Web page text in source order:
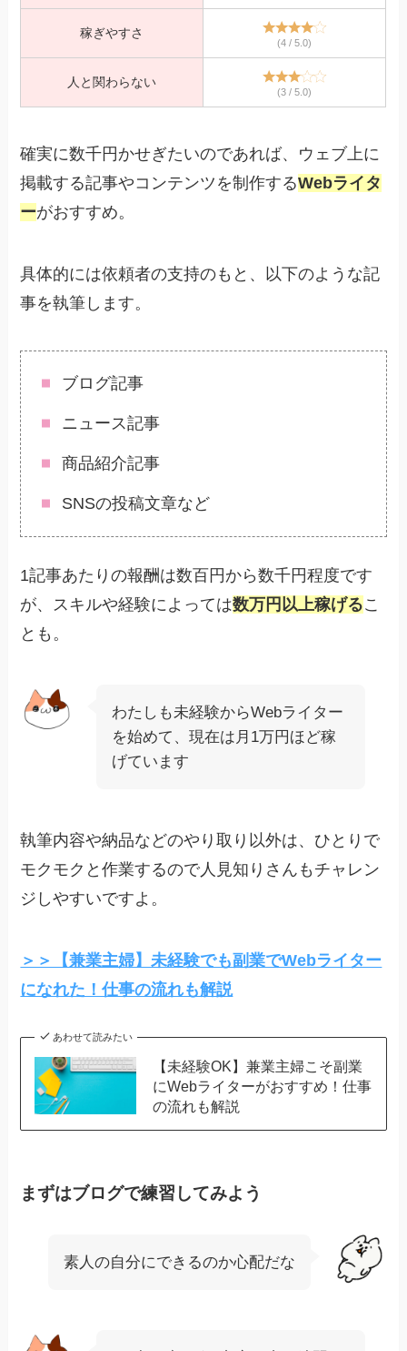
稼ぎやすさ
(4 / 5.0)
人と関わらない
(3 / 5.0)
確実に数千円かせぎたいのであれば、ウェブ上に
掲載する記事やコンテンツを制作するWebライタ
ーがおすすめ。
具体的には依頼者の支持のもと、以下のような記
事を執筆します。
ブログ記事
ニュース記事
商品紹介記事
SNSの投稿文章など
1記事あたりの報酬は数百円から数千円程度です
が、スキルや経験によっては数万円以上稼げるこ
とも。
わたしも未経験からWebライター
を始めて、現在は月1万円ほど稼
げています
執筆内容や納品などのやり取り以外は、ひとりで
モクモクと作業するので人見知りさんもチャレン
ジしやすいですよ。
＞＞【兼業主婦】未経験でも副業でWebライター
になれた！仕事の流れも解説
あわせて読みたい
【未経験OK】兼業主婦こそ副業
にWebライターがおすすめ！仕事
の流れも解説
まずはブログで練習してみよう
素人の自分にできるのか心配だな